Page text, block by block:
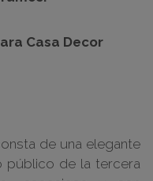
Casa Decor
de una elegante
público de la tercera